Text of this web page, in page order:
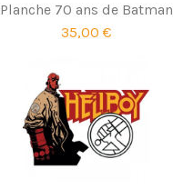
Planche 70 ans de Batman
35,00 €